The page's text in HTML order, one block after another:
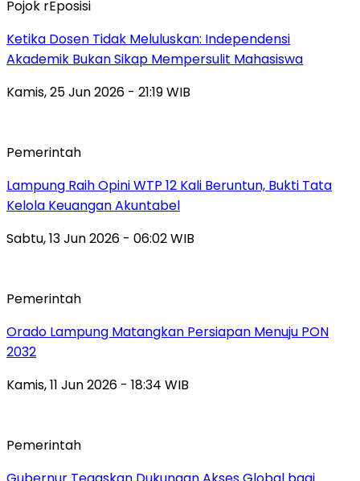
Pojok rEposisi
Ketika Dosen Tidak Meluluskan: Independensi
Akademik Bukan Sikap Mempersulit Mahasiswa
Kamis, 25 Jun 2026 - 21:19 WIB
Pemerintah
Lampung Raih Opini WTP 12 Kali Beruntun, Bukti Tata
Kelola Keuangan Akuntabel
Sabtu, 13 Jun 2026 - 06:02 WIB
Pemerintah
Orado Lampung Matangkan Persiapan Menuju PON
2032
Kamis, 11 Jun 2026 - 18:34 WIB
Pemerintah